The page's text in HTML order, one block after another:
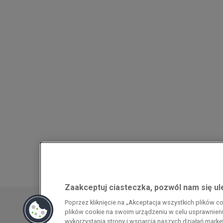
energochłonnego związana z cenami
pomoc w ramach programu rządowego
Zaakceptuj ciasteczka, pozwól nam się
Poprzez kliknięcie na „Akceptacja wszystkich plików
plików cookie na swoim urządzeniu w celu
wykorzystania strony i wsparcia naszych działań